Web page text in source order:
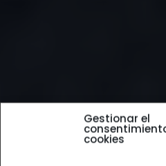
Gestionar el
cookies